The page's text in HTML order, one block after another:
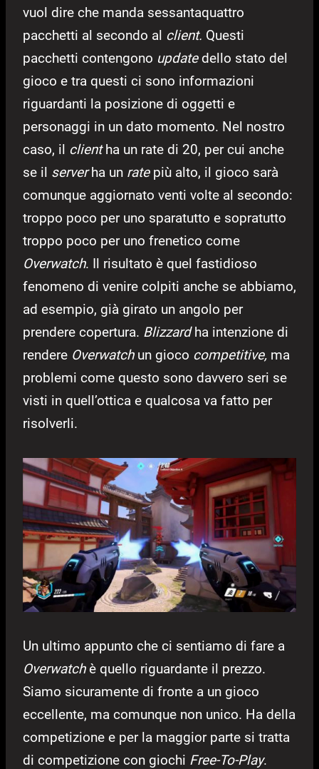
vuol dire che manda sessantaquattro
pacchetti al secondo al client. Questi
pacchetti contengono updatedello stato del
gioco e tra questi ci sono informazioni
riguardanti la posizione di oggetti e
personaggi in un dato momento. Nel nostro
caso, il clientha un rate di 20, per cui anche
se il serverha un ratepiù alto, il gioco sarà
comunque aggiornato venti volte al secondo:
troppo poco per uno sparatutto e sopratutto
troppo poco per uno frenetico come
Overwatch. Il risultato è quel fastidioso
fenomeno di venire colpiti anche se abbiamo,
ad esempio, già girato un angolo per
prendere copertura. Blizzardha intenzione di
rendere Overwatchun gioco competitive, ma
problemi come questo sono davvero seri se
visti in quell’ottica e qualcosa va fatto per
risolverli.
Un ultimo appunto che ci sentiamo di fare a
Overwatchè quello riguardante il prezzo.
Siamo sicuramente di fronte a un gioco
eccellente, ma comunque non unico. Ha della
competizione e per la maggior parte si tratta
di competizione con giochi Free-To-Play.